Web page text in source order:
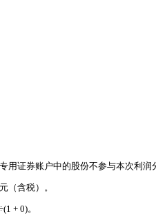
证券账户中的股份不参与本次利润
（含税）。
+ 0)。